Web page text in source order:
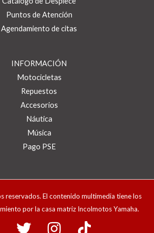
Puntos de Atención
Agendamiento de citas
INFORMACIÓN
Motocicletas
Repuestos
Accesorios
Náutica
Música
Pago PSE
reservados. El contenido multimedia tiene los
por la casa matriz Incolmotos Yamaha.